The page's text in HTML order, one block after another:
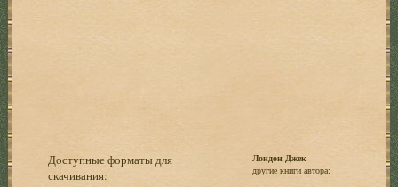
Доступные форматы для
скачивания:
Лондон Джек
другие книги автора: